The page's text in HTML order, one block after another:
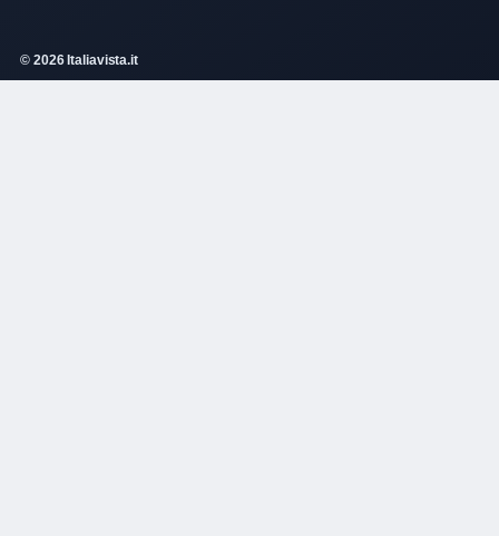
© 2026 Italiavista.it